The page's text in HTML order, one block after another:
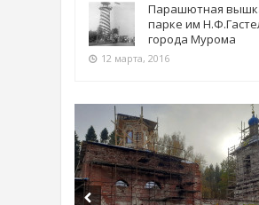
Парашютная
парке им
города Мурома
12 марта, 2016